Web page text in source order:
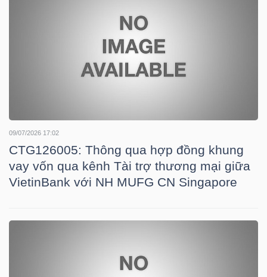
09/07/2026 17:02
CTG126005: Thông qua hợp đồng khung
vay vốn qua kênh Tài trợ thương mại giữa
VietinBank với NH MUFG CN Singapore
Mã
chứng
khoán
Tất cả Cổ phiếu Chỉ số Chứng chỉ quỹ Chứng